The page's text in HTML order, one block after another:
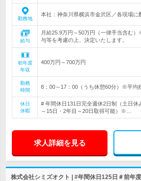
勤務地
本社：神奈川県横浜市金沢区／各現場に
給与
月給25.9万円～50万円（一律手当含む
与等を考慮の上、決定いたします。
初年度
年収
400万円～700万円
勤務
時間
8：00～17：00（うち休憩60分）※平均
休日
休暇
# 年間休日131日完全週休2日制（土日休
～15日・2年目～20日取得可能）※…
求人詳細を見る
株式会社シミズオクト | #年間休日125日＃前年